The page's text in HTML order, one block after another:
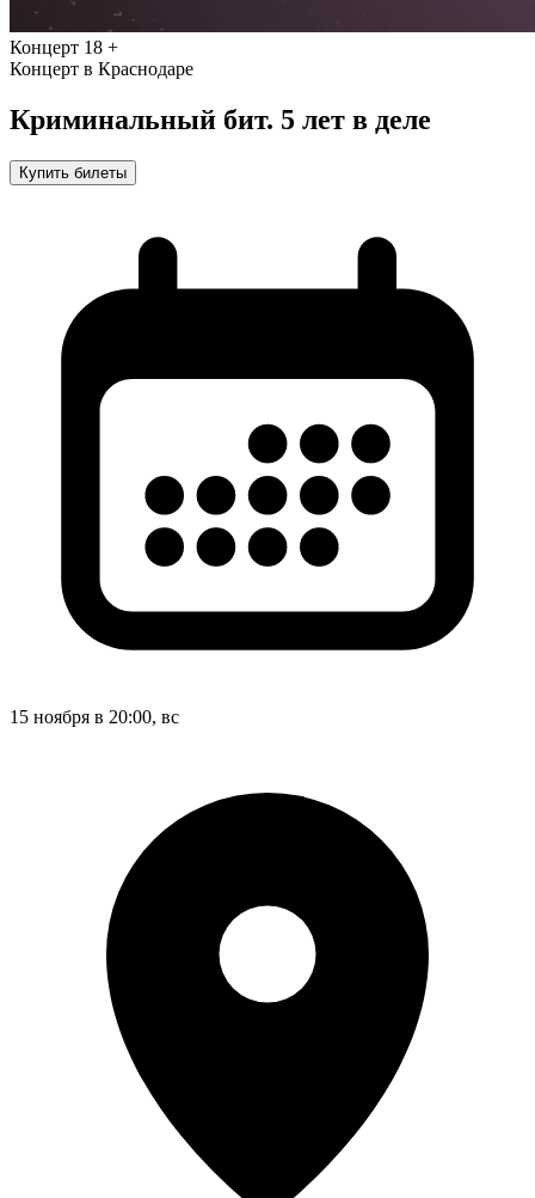
Концерт 18 +
Концерт в Краснодаре
Криминальный бит. 5 лет в деле
Купить билеты
15 ноября в 20:00, вс